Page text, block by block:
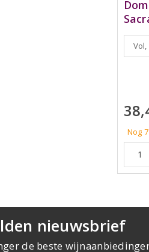
Nog 7
nieuwsbrief
de beste